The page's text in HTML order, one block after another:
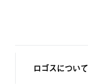
ロゴスについて